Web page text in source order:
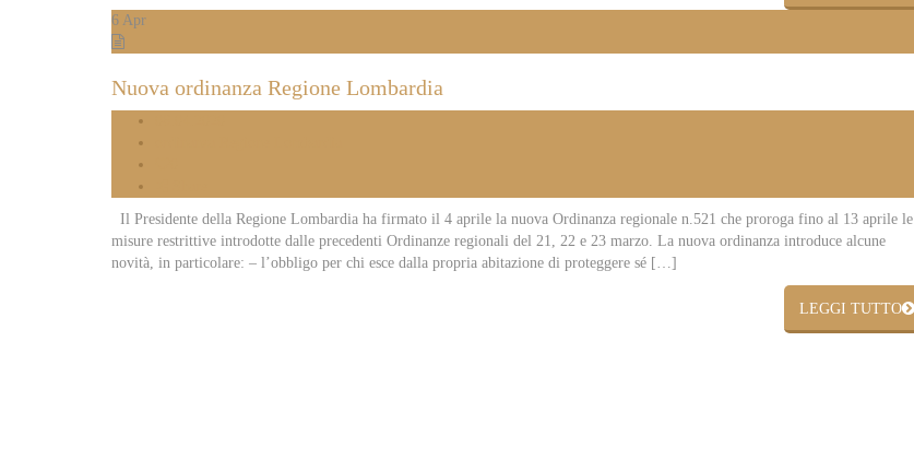
6 Apr
Nuova ordinanza Regione Lombardia
Il Presidente della Regione Lombardia ha firmato il 4 aprile la nuova Ordinanza regionale n.521 che proroga fino al 13 aprile le
misure restrittive introdotte dalle precedenti Ordinanze regionali del 21, 22 e 23 marzo. La nuova ordinanza introduce alcune
novità, in particolare: – l’obbligo per chi esce dalla propria abitazione di proteggere sé […]
LEGGI TUTTO